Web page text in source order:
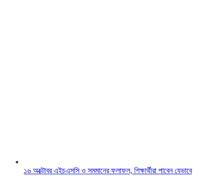
১৬ অক্টোবর এইচএসসি ও সমমানের ফলাফল, শিক্ষার্থীরা পাবেন যেভাবে